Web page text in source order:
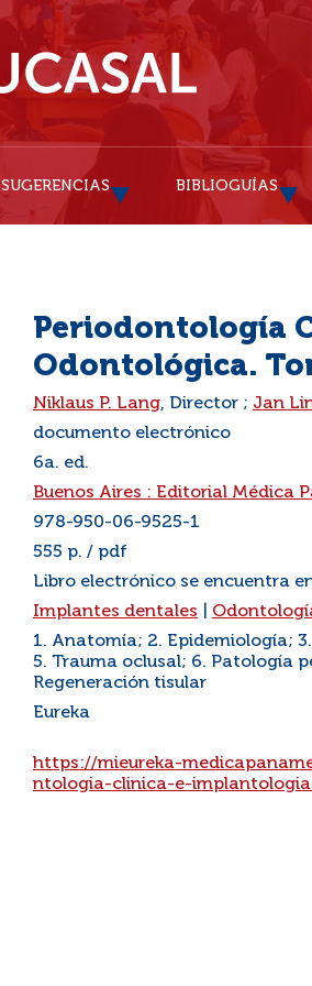
SUGERENCIAS BIBLIOGUÍAS
Periodontología
Odontológica.
Niklaus P. Lang, Director ; Jan
documento electrónico
6a. ed.
Buenos Aires : Editorial Médica
978-950-06-9525-1
555 p. / pdf
Libro electrónico se encuentra
Implantes dentales
1. Anatomía; 2. Epidemiología;
5. Trauma oclusal; 6. Patología
Regeneración tisular
Eureka
https://mieureka-
ntologia-clinica-e-